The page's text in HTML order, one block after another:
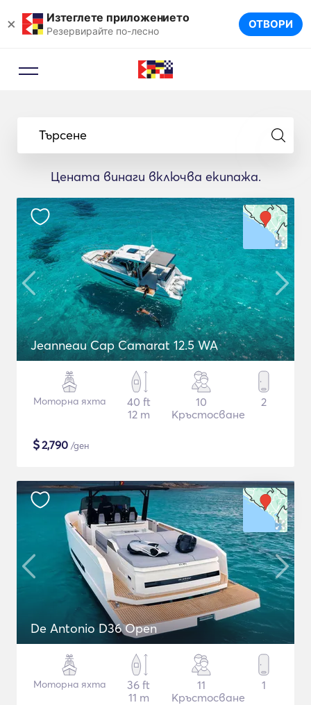
× Изтеглете приложението
Резервирайте по-лесно ОТВОРИ
Търсене
Цената винаги включва екипажа.
Jeanneau Cap Camarat 12.5 WA
Моторна яхта
40 ft
12 m
10
Кръстосване
2
$2,790 /ден
De Antonio D36 Open
Моторна яхта
36 ft
11 m
11
Кръстосване
1